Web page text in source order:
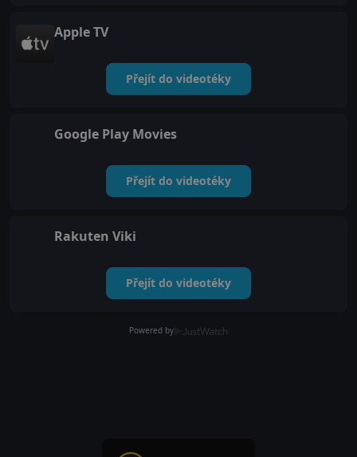
Apple TV
Přejít do videotéky
Google Play Movies
Přejít do videotéky
Rakuten Viki
Přejít do videotéky
Powered by